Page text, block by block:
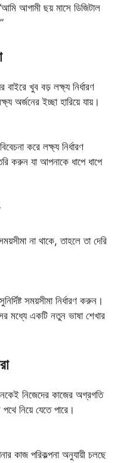
আগামী ছয় মাসে ডিজিটাল
খুব বড় লক্ষ্য নির্ধারণ
অর্জনের ইচ্ছা হারিয়ে যায়।
করে লক্ষ্য নির্ধারণ
করুন যা আপনাকে ধাপে ধাপে
না থাকে, তাহলে তা দেরি
সময়সীমা নির্ধারণ করুন।
মধ্যে একটি নতুন ভাষা শেখার
নিজেদের কাজের অগ্রগতি
নিয়ে যেতে পারে।
কাজ পরিকল্পনা অনুযায়ী চলছে